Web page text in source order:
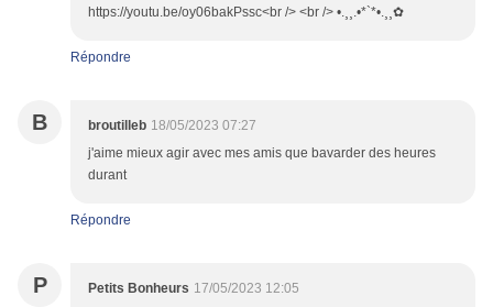
https://youtu.be/oy06bakPssc<br /> <br /> •.¸¸.•*`*•.¸¸✿
Répondre
B broutilleb 18/05/2023 07:27
j'aime mieux agir avec mes amis que bavarder des heures
durant
Répondre
P Petits Bonheurs 17/05/2023 12:05